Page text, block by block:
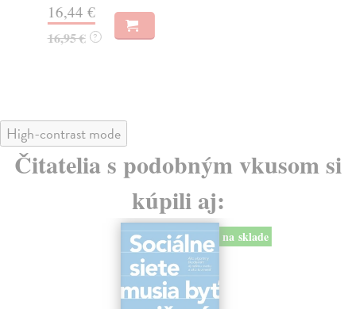
16,44 €
16,95 € ?
High-contrast mode
Čitatelia s podobným vkusom si
kúpili aj:
na sklade